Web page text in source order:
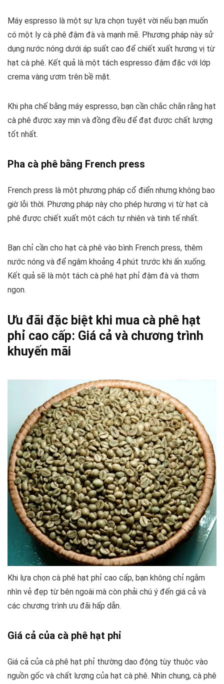
Máy espresso là một sự lựa chọn tuyệt vời nếu bạn muốn
có một ly cà phê đậm đà và mạnh mẽ. Phương pháp này sử
dụng nước nóng dưới áp suất cao để chiết xuất hương vị từ
hạt cà phê. Kết quả là một tách espresso đậm đặc với lớp
crema vàng ươm trên bề mặt.
Khi pha chế bằng máy espresso, bạn cần chắc chắn rằng hạt
cà phê được xay mịn và đồng đều để đạt được chất lượng
tốt nhất.
Pha cà phê bằng French press
French press là một phương pháp cổ điển nhưng không bao
giờ lỗi thời. Phương pháp này cho phép hương vị từ hạt cà
phê được chiết xuất một cách tự nhiên và tinh tế nhất.
Bạn chỉ cần cho hạt cà phê vào bình French press, thêm
nước nóng và để ngâm khoảng 4 phút trước khi ấn xuống.
Kết quả sẽ là một tách cà phê hạt phỉ đậm đà và thơm
ngon.
Ưu đãi đặc biệt khi mua cà phê hạt
phỉ cao cấp: Giá cả và chương trình
khuyến mãi
Khi lựa chọn cà phê hạt phỉ cao cấp, bạn không chỉ ngắm
nhìn vẻ đẹp từ bên ngoài mà còn phải chú ý đến giá cả và
các chương trình ưu đãi hấp dẫn.
Giá cả của cà phê hạt phỉ
Giá cả của cà phê hạt phỉ thường dao động tùy thuộc vào
nguồn gốc và chất lượng của hạt cà phê. Nhìn chung, cà phê